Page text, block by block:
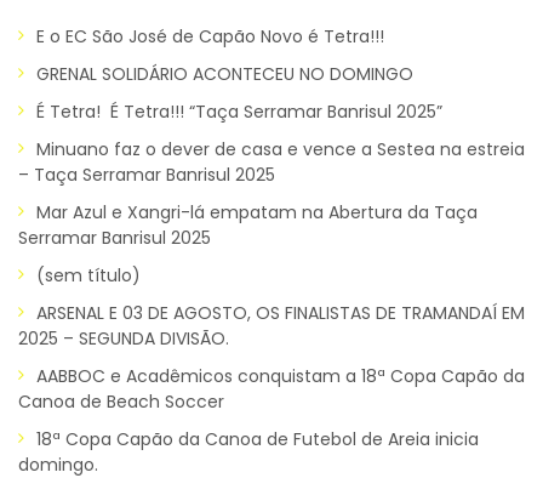
E o EC São José de Capão Novo é Tetra!!!
GRENAL SOLIDÁRIO ACONTECEU NO DOMINGO
É Tetra! É Tetra!!! “Taça Serramar Banrisul 2025”
Minuano faz o dever de casa e vence a Sestea na estreia
– Taça Serramar Banrisul 2025
Mar Azul e Xangri-lá empatam na Abertura da Taça
Serramar Banrisul 2025
(sem título)
ARSENAL E 03 DE AGOSTO, OS FINALISTAS DE TRAMANDAÍ EM
2025 – SEGUNDA DIVISÃO.
AABBOC e Acadêmicos conquistam a 18ª Copa Capão da
Canoa de Beach Soccer
18ª Copa Capão da Canoa de Futebol de Areia inicia
domingo.